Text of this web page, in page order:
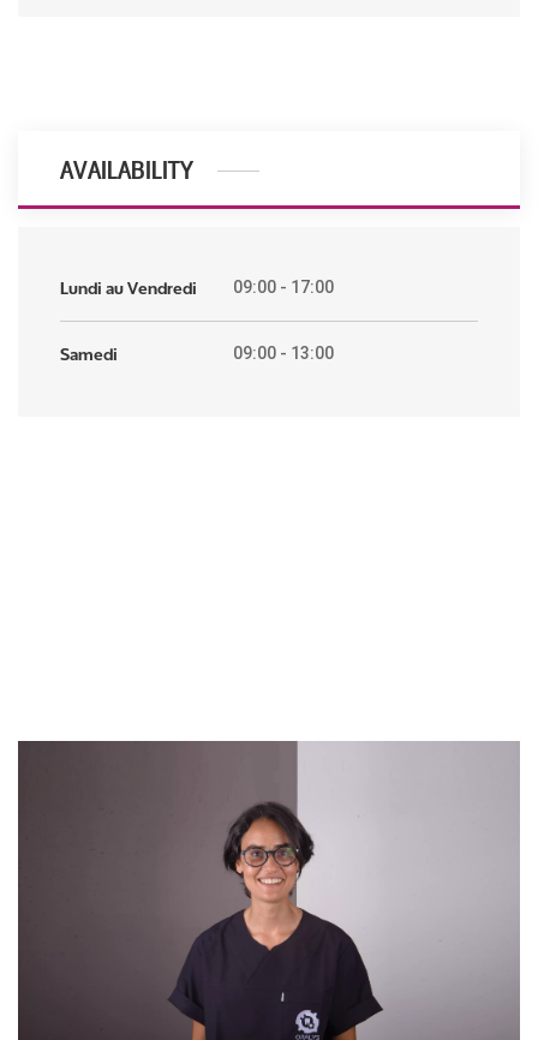
AVAILABILITY
Lundi au Vendredi 09:00 - 17:00
Samedi 09:00 - 13:00